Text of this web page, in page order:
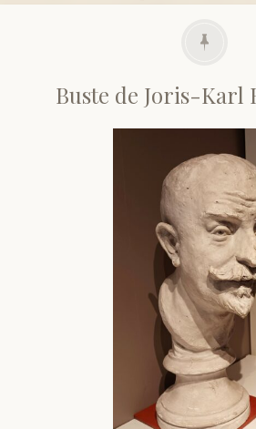
Langues étrangères
Buste de Joris-Karl